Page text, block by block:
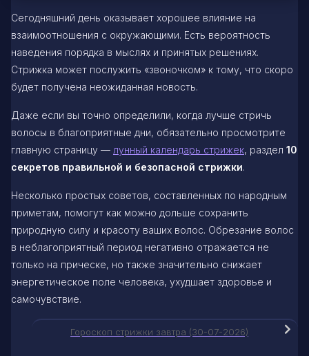
Сегодняшний день оказывает хорошее влияние на
взаимоотношения с окружающими. Есть вероятность
наведения порядка в мыслях и принятых решениях.
Стрижка может послужить «звоночком» к тому, что скоро
будет получена неожиданная новость.
Даже если вы точно определили, когда лучше стричь
волосы в благоприятные дни, обязательно просмотрите
главную страницу — лунный календарь стрижек, раздел 10
секретов правильной и безопасной стрижки.
Несколько простых советов, составленных по народным
приметам, помогут как можно дольше сохранить
природную силу и красоту ваших волос. Обрезание волос
в неблагоприятный период негативно отражается не
только на прическе, но также значительно снижает
энергетическое поле человека, ухудшает здоровье и
самочувствие.
Гороскоп стрижки завтра (30-07-2026)